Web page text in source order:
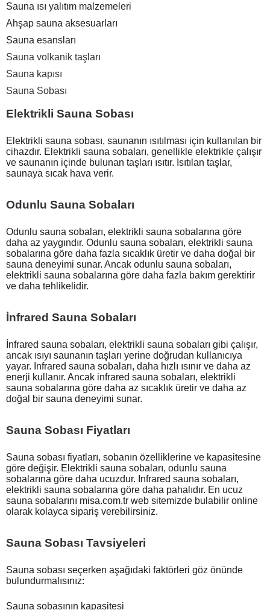
Sauna ısı yalıtım malzemeleri
Ahşap sauna aksesuarları
Sauna esansları
Sauna volkanik taşları
Sauna kapısı
Sauna Sobası
Elektrikli Sauna Sobası
Elektrikli sauna sobası, saunanın ısıtılması için kullanılan bir
cihazdır. Elektrikli sauna sobaları, genellikle elektrikle çalışır
ve saunanın içinde bulunan taşları ısıtır. Isıtılan taşlar,
saunaya sıcak hava verir.
Odunlu Sauna Sobaları
Odunlu sauna sobaları, elektrikli sauna sobalarına göre
daha az yaygındır. Odunlu sauna sobaları, elektrikli sauna
sobalarına göre daha fazla sıcaklık üretir ve daha doğal bir
sauna deneyimi sunar. Ancak odunlu sauna sobaları,
elektrikli sauna sobalarına göre daha fazla bakım gerektirir
ve daha tehlikelidir.
İnfrared Sauna Sobaları
İnfrared sauna sobaları, elektrikli sauna sobaları gibi çalışır,
ancak ısıyı saunanın taşları yerine doğrudan kullanıcıya
yayar. Infrared sauna sobaları, daha hızlı ısınır ve daha az
enerji kullanır. Ancak infrared sauna sobaları, elektrikli
sauna sobalarına göre daha az sıcaklık üretir ve daha az
doğal bir sauna deneyimi sunar.
Sauna Sobası Fiyatları
Sauna sobası fiyatları, sobanın özelliklerine ve kapasitesine
göre değişir. Elektrikli sauna sobaları, odunlu sauna
sobalarına göre daha ucuzdur. Infrared sauna sobaları,
elektrikli sauna sobalarına göre daha pahalıdır. En ucuz
sauna sobalarını misa.com.tr web sitemizde bulabilir online
olarak kolayca sipariş verebilirsiniz.
Sauna Sobası Tavsiyeleri
Sauna sobası seçerken aşağıdaki faktörleri göz önünde
bulundurmalısınız:
Sauna sobasının kapasitesi